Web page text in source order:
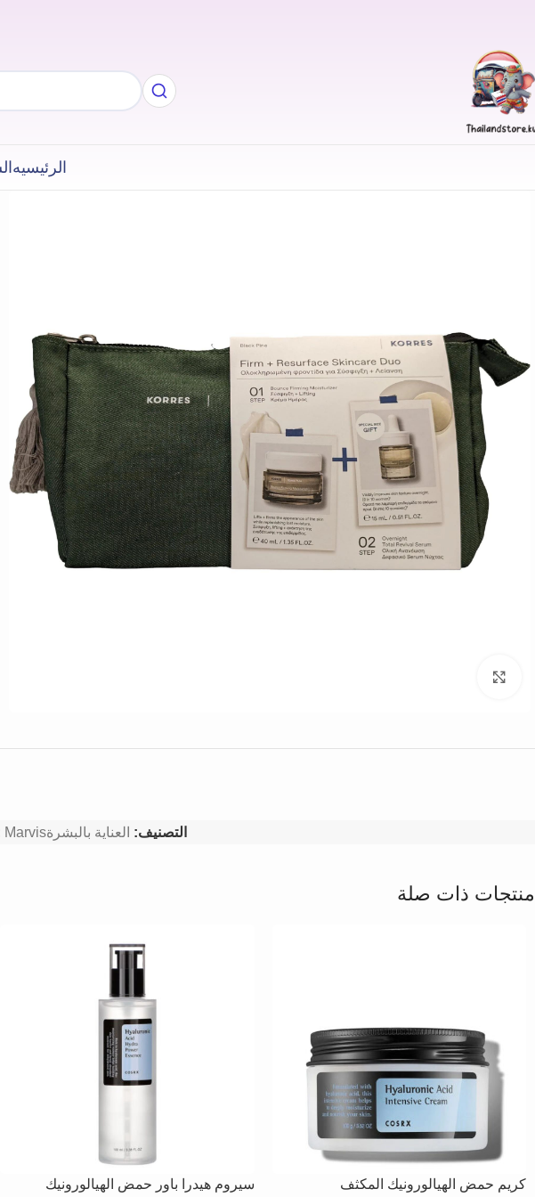
الرئيسيه
التصنيف: العناية بالبشرةMarvis
منتجات ذات صلة
كريم حمض الهيالورونيك المكثف سيروم هيدرا باور حمض الهيالورونيك